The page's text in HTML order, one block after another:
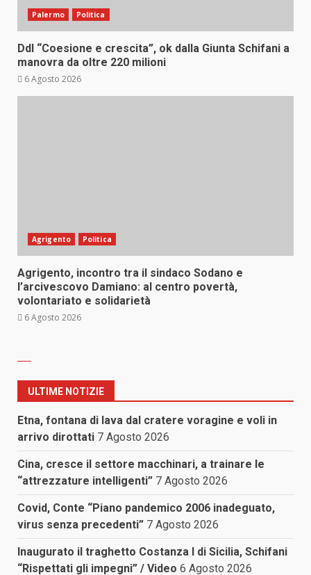
Palermo Politica
Ddl “Coesione e crescita”, ok dalla Giunta Schifani a
manovra da oltre 220 milioni
6 Agosto 2026
Agrigento Politica
Agrigento, incontro tra il sindaco Sodano e
l’arcivescovo Damiano: al centro povertà,
volontariato e solidarietà
6 Agosto 2026
ULTIME NOTIZIE
Etna, fontana di lava dal cratere voragine e voli in
arrivo dirottati 7 Agosto 2026
Cina, cresce il settore macchinari, a trainare le
“attrezzature intelligenti” 7 Agosto 2026
Covid, Conte “Piano pandemico 2006 inadeguato,
virus senza precedenti” 7 Agosto 2026
Inaugurato il traghetto Costanza I di Sicilia, Schifani
“Rispettati gli impegni” / Video 6 Agosto 2026